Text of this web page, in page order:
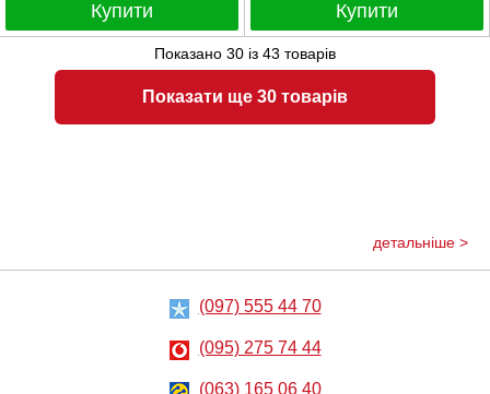
Купити Купити
Показано 30 із 43 товарів
Показати ще 30 товарів
детальніше >
(097) 555 44 70
(095) 275 74 44
(063) 165 06 40